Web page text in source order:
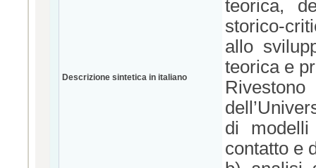
Descrizione sintetica in italiano
teorica,
storico-
allo
teorica e
di modelli
contatto e